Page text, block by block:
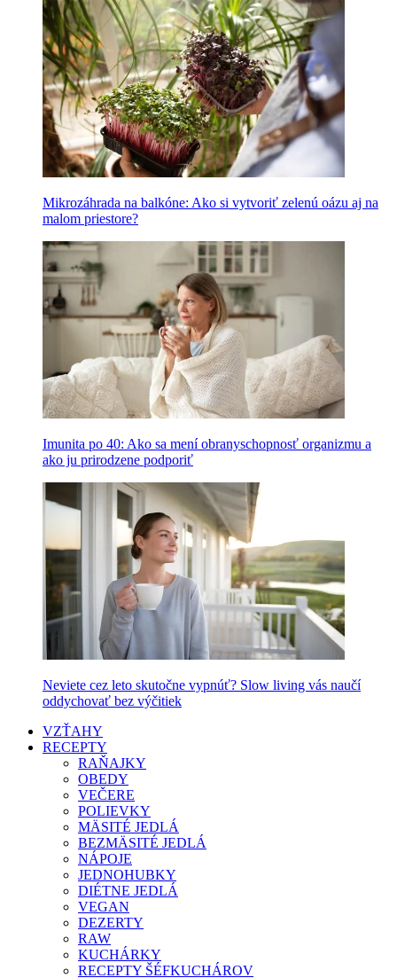
Mikrozáhrada na balkóne: Ako si vytvoriť zelenú oázu aj na
malom priestore?
Imunita po 40: Ako sa mení obranyschopnosť organizmu a
ako ju prirodzene podporiť
Neviete cez leto skutočne vypnúť? Slow living vás naučí
oddychovať bez výčitiek
VZŤAHY
RECEPTY
RAŇAJKY
OBEDY
VEČERE
POLIEVKY
MÄSITÉ JEDLÁ
BEZMÄSITÉ JEDLÁ
NÁPOJE
JEDNOHUBKY
DIÉTNE JEDLÁ
VEGAN
DEZERTY
RAW
KUCHÁRKY
RECEPTY ŠÉFKUCHÁROV